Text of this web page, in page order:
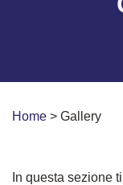
Home > Gallery
In questa sezione